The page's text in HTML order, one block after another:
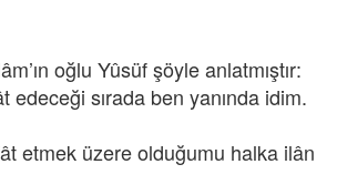
oğlu Yûsüf şöyle anlatmıştır:
edeceği sırada ben yanında idim.
etmek üzere olduğumu halka ilân